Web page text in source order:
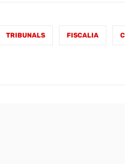
TRIBUNALS FISCALIA